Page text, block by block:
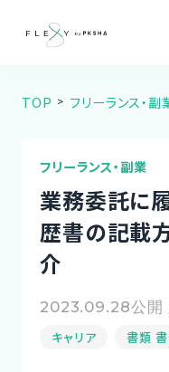
案件検索
職種から案件を探す
FLEXYについて
よくある質問
福利厚生
TOP フリーランス・副
フリーランス・副業
業務委託に
歴書の記載
介
2023.09.28公開
キャリア 書類